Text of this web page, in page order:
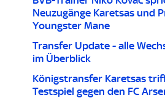
Neuzugänge Karetsas und
Youngster Mane
Transfer Update - alle
im Überblick
Königstransfer Karetsas
Testspiel gegen den FC